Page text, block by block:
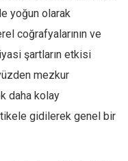
yoğun olarak
coğrafyalarının ve
şartların etkisi
mezkur
daha kolay
gidilerek genel bir